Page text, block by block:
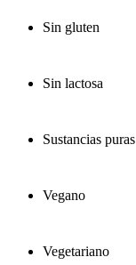
Sin gluten
Sin lactosa
Sustancias puras
Vegano
Vegetariano